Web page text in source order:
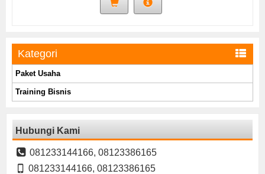
Kategori
Paket Usaha
Training Bisnis
Hubungi Kami
081233144166, 08123386165
081233144166, 08123386165